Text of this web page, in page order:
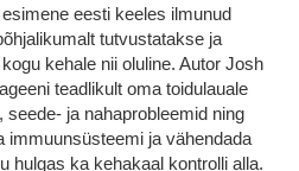
esimene eesti keeles ilmunud
tutvustatakse ja
kehale nii oluline. Autor Josh
teadlikult oma toidulauale
seede- ja nahaprobleemid ning
immuunsüsteemi ja vähendada
hulgas ka kehakaal kontrolli alla.